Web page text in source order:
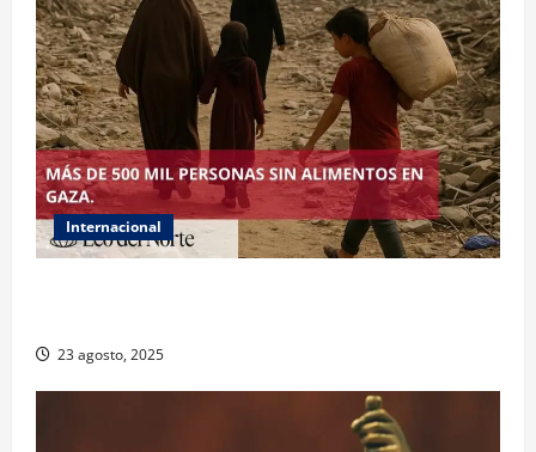
Internacional
23 agosto, 2025